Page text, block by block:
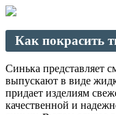
Как покрасить
Синька представляет
выпускают в виде
придает изделиям
качественной и